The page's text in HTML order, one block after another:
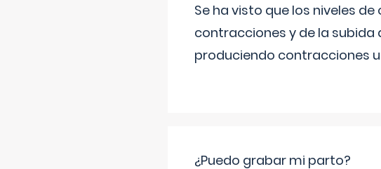
Se ha visto que los niveles
contracciones y de la subida
produciendo contracciones
¿Puedo grabar mi parto?